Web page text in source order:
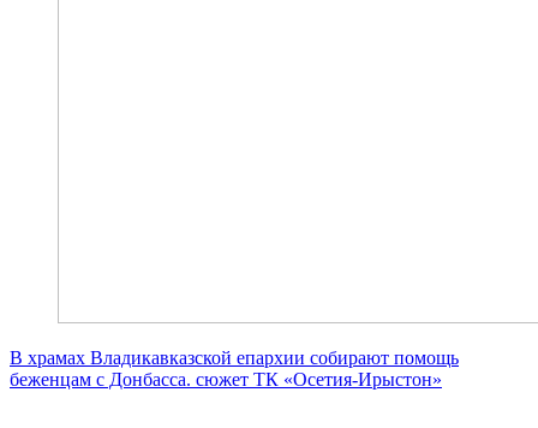
В храмах Владикавказской епархии собирают помощь
беженцам с Донбасса. сюжет ТК «Осетия-Ирыстон»